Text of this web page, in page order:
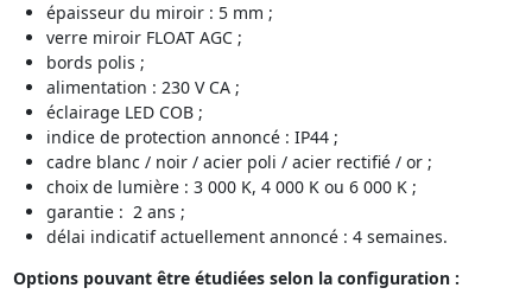
épaisseur du miroir : 5 mm ;
verre miroir FLOAT AGC ;
bords polis ;
alimentation : 230 V CA ;
éclairage LED COB ;
indice de protection annoncé : IP44 ;
cadre blanc / noir / acier poli / acier rectifié / or ;
choix de lumière : 3 000 K, 4 000 K ou 6 000 K ;
garantie : 2 ans ;
délai indicatif actuellement annoncé : 4 semaines.
Options pouvant être étudiées selon la configuration :